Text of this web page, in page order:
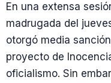
En una extensa
madrugada del
otorgó media
proyecto de
oficialismo. Sin